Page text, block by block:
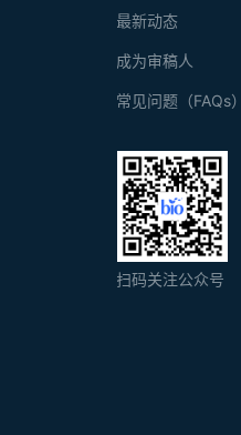
最新动态
成为审稿人
常见问题（FAQs）
扫码关注公众号